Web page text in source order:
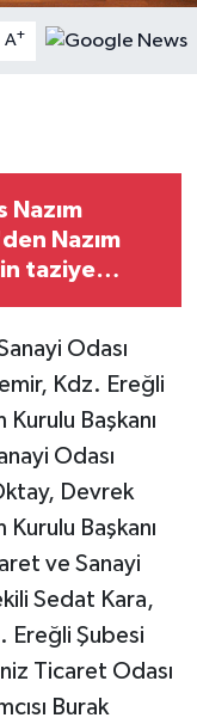
A+
Nazım
Nazım
taziye
Odası
Kdz. Ereğli
Başkanı
Odası
Devrek
Başkanı
ve Sanayi
Sedat Kara,
Ereğli Şubesi
Ticaret Odası
Burak